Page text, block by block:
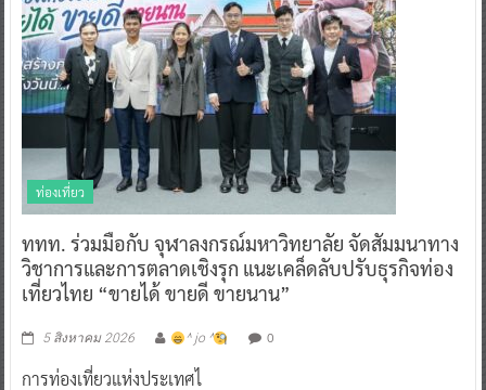
ท่องเที่ยว
ททท. ร่วมมือกับ จุฬาลงกรณ์มหาวิทยาลัย จัดสัมมนาทาง
วิชาการและการตลาดเชิงรุก แนะเคล็ดลับปรับธุรกิจท่อง
เที่ยวไทย “ขายได้ ขายดี ขายนาน”
5 สิงหาคม 2026 ^ jo ^ 0
การท่องเที่ยวแห่งประเทศไ